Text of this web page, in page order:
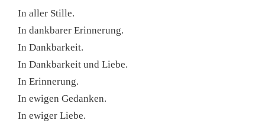
In aller Stille.
In dankbarer Erinnerung.
In Dankbarkeit.
In Dankbarkeit und Liebe.
In Erinnerung.
In ewigen Gedanken.
In ewiger Liebe.